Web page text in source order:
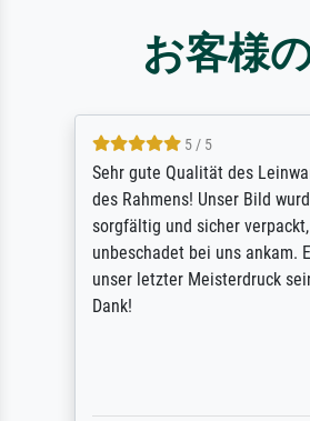
お客様
5 / 5
Sehr gute Qualität des
des Rahmens! Unser Bild
sorgfältig und sicher
unbeschadet bei uns ankam.
unser letzter Meisterdruck
Dank!